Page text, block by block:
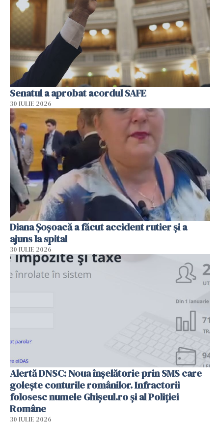
Senatul a aprobat acordul SAFE
30 IULIE 2026
Diana Șoșoacă a făcut accident rutier și a
ajuns la spital
30 IULIE 2026
Alertă DNSC: Noua înșelătorie prin SMS care
golește conturile românilor. Infractorii
folosesc numele Ghișeul.ro și al Poliției
Române
30 IULIE 2026